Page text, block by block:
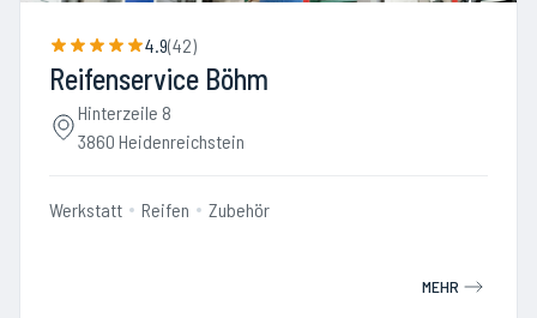
4.9(42)
Reifenservice Böhm
Hinterzeile 8
3860 Heidenreichstein
Werkstatt Reifen Zubehör
MEHR